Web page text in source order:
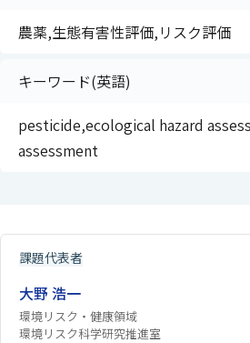
農薬,生態有害性評価,リスク評価
キーワード(英語)
pesticide,ecological hazard
assessment
課題代表者
大野 浩一
環境リスク・健康領域
環境リスク科学研究推進室